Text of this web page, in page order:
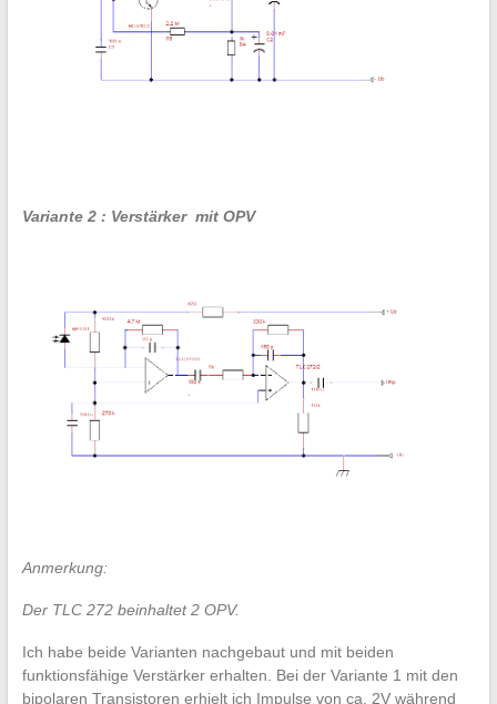
Variante 2 : Verstärker mit OPV
Anmerkung:
Der TLC 272 beinhaltet 2 OPV.
Ich habe beide Varianten nachgebaut und mit beiden
funktionsfähige Verstärker erhalten. Bei der Variante 1 mit den
bipolaren Transistoren erhielt ich Impulse von ca. 2V während